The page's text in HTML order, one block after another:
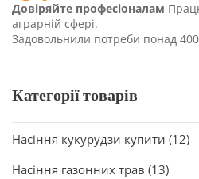
Довіряйте професіоналам
аграрній сфері.
Задовольнили потреби понад
Категорії товарів
Насіння кукурудзи купити (12)
Насіння газонних трав (13)